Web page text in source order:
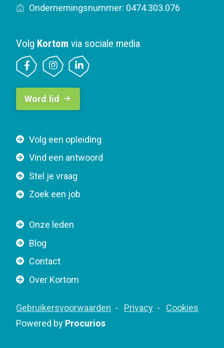
Ondernemingsnummer: 0474.303.076
F
o
t
e
a
v
i
a
i
o
Volg een opleiding
Vind een antwoord
Stel je vraag
Zoek een job
Onze leden
Blog
Contact
Over Kortom
F
o
Gebruikersvoorwaarden Privacy
Cookies
Powered by Procurios
Volg Kortom via sociale media
B
t
o
n
a
v
g
t
i
o
Word lid